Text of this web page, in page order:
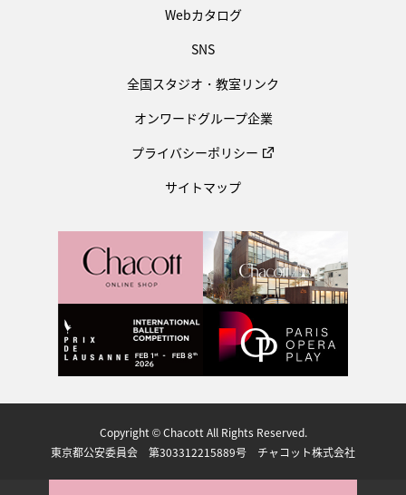
Webカタログ
SNS
全国スタジオ・教室リンク
オンワードグループ企業
プライバシーポリシー
サイトマップ
Copyright © Chacott All Rights Reserved.
東京都公安委員会 第303312215889号 チャコット株式会社